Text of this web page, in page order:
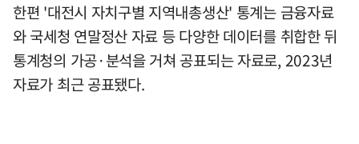
한편 '대전시 자치구별 지역내총생산' 통계는 금융자료
와 국세청 연말정산 자료 등 다양한 데이터를 취합한 뒤
통계청의 가공·분석을 거쳐 공표되는 자료로, 2023년
자료가 최근 공표됐다.